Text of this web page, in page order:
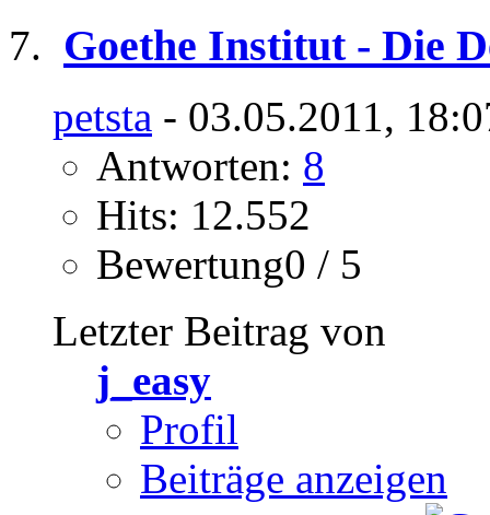
Goethe Institut - Die
petsta - 03.05.2011,
Antworten: 8
Hits: 12.552
Bewertung0 / 5
Letzter Beitrag von
j_easy
Profil
Beiträge anzeigen